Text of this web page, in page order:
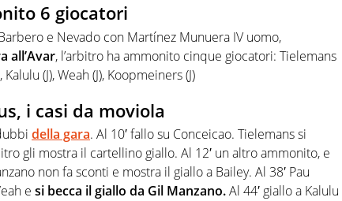
6 giocatori
e Nevado con Martínez Munuera IV uomo,
all’Avar, l’arbitro ha ammonito cinque giocatori: Tielemans
(J), Weah (J), Koopmeiners (J)
i casi da moviola
della gara. Al 10′ fallo su Conceicao. Tielemans si
gli mostra il cartellino giallo. Al 12′ un altro ammonito, e
non fa sconti e mostra il giallo a Bailey. Al 38′ Pau
e si becca il giallo da Gil Manzano.Al 44′ giallo a Kalulu